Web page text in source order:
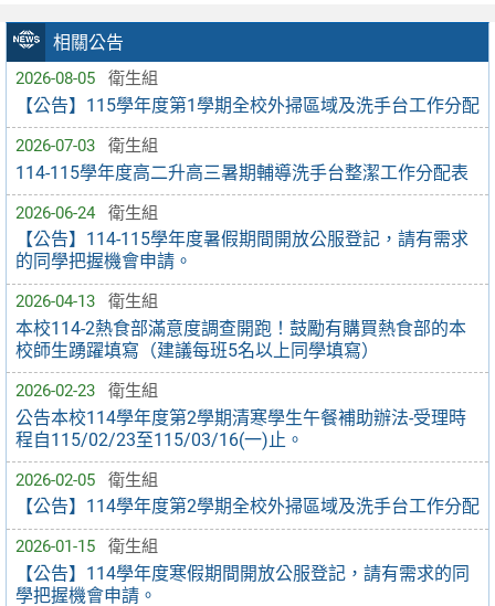
相關公告
2026-08-05 衛生組
【公告】115學年度第1學期全校外掃區域及洗手台工作分配
2026-07-03 衛生組
114-115學年度高二升高三暑期輔導洗手台整潔工作分配表
2026-06-24 衛生組
【公告】114-115學年度暑假期間開放公服登記，請有需求
的同學把握機會申請。
2026-04-13 衛生組
本校114-2熱食部滿意度調查開跑！鼓勵有購買熱食部的本
校師生踴躍填寫（建議每班5名以上同學填寫）
2026-02-23 衛生組
公告本校114學年度第2學期清寒學生午餐補助辦法-受理時
程自115/02/23至115/03/16(一)止。
2026-02-05 衛生組
【公告】114學年度第2學期全校外掃區域及洗手台工作分配
2026-01-15 衛生組
【公告】114學年度寒假期間開放公服登記，請有需求的同
學把握機會申請。